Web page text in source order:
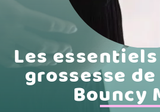
Les
grossesse
Bouncy